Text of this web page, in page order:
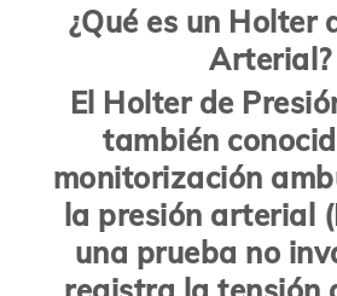
¿Qué es un Holter
Arterial?
El Holter de
también
monitorización
la presión arterial
una prueba no